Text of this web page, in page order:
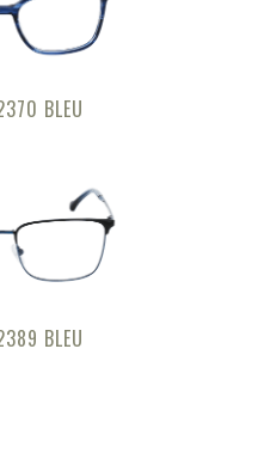
BLEU
BLEU